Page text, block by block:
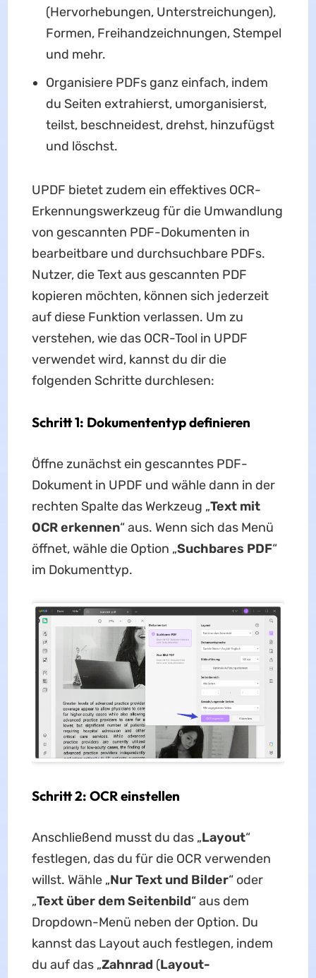
(Hervorhebungen, Unterstreichungen),
Formen, Freihandzeichnungen, Stempel
und mehr.
Organisiere PDFs ganz einfach, indem
du Seiten extrahierst, umorganisierst,
teilst, beschneidest, drehst, hinzufügst
und löschst.
UPDF bietet zudem ein effektives OCR-
Erkennungswerkzeug für die Umwandlung
von gescannten PDF-Dokumenten in
bearbeitbare und durchsuchbare PDFs.
Nutzer, die Text aus gescannten PDF
kopieren möchten, können sich jederzeit
auf diese Funktion verlassen. Um zu
verstehen, wie das OCR-Tool in UPDF
verwendet wird, kannst du dir die
folgenden Schritte durchlesen:
Schritt 1: Dokumententyp definieren
Öffne zunächst ein gescanntes PDF-
Dokument in UPDF und wähle dann in der
rechten Spalte das Werkzeug „Text mit
OCR erkennen“ aus. Wenn sich das Menü
öffnet, wähle die Option „Suchbares PDF“
im Dokumenttyp.
Schritt 2: OCR einstellen
Anschließend musst du das „Layout“
festlegen, das du für die OCR verwenden
willst. Wähle „Nur Text und Bilder“ oder
„Text über dem Seitenbild“ aus dem
Dropdown-Menü neben der Option. Du
kannst das Layout auch festlegen, indem
du auf das „Zahnrad (Layout-